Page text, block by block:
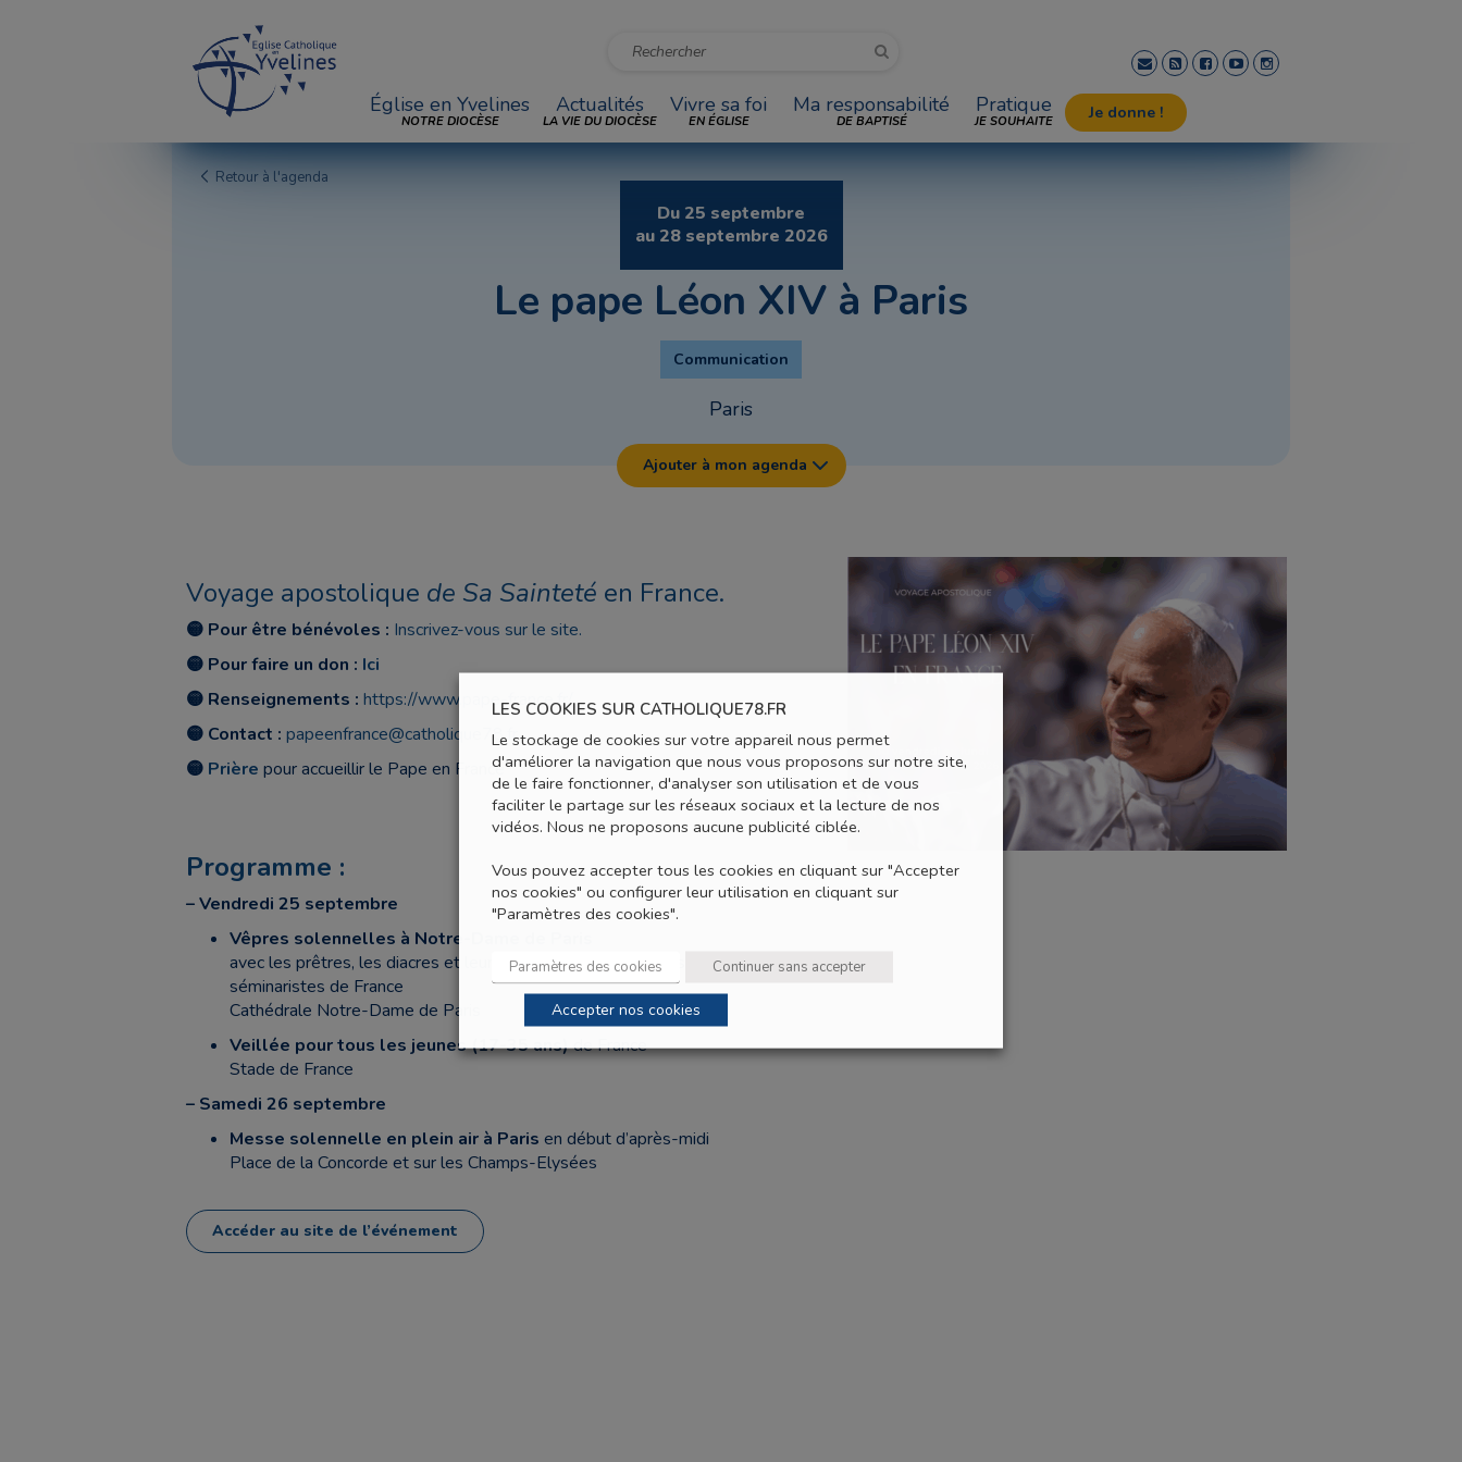
Église en Yvelines
NOTRE DIOCÈSE
Actualités
LA VIE DU DIOCÈSE
Vivre sa foi
EN ÉGLISE
Ma responsabilité
DE BAPTISÉ
Pratique
JE SOUHAITE Je donne !
Retour à l'agenda
Du 25 septembre
au 28 septembre 2026
Le pape Léon XIV à Paris
Communication
Paris
Ajouter à mon agenda
Voyage apostolique de Sa Sainteté en France.
🟡 Pour être bénévoles : Inscrivez-vous sur le site.
🟡 Pour faire un don : Ici
🟡 Renseignements : https://www.pape-france.fr/
🟡 Contact : papeenfrance@catholique78.fr
🟡 Prière pour accueillir le Pape en France
Programme :
– Vendredi 25 septembre
Vêpres solennelles à Notre-Dame de Paris
avec les prêtres, les diacres et leurs épouses, les personnes consacrées et les
séminaristes de France
Cathédrale Notre-Dame de Paris
Veillée pour tous les jeunes (17-35 ans)de France
Stade de France
– Samedi 26 septembre
Messe solennelle en plein air à Paris en début d’après-midi
Place de la Concorde et sur les Champs-Elysées
Accéder au site de l’événement
LES COOKIES SUR CATHOLIQUE78.FR
Le stockage de cookies sur votre appareil nous permet
d'améliorer la navigation que nous vous proposons sur notre site,
de le faire fonctionner, d'analyser son utilisation et de vous
faciliter le partage sur les réseaux sociaux et la lecture de nos
vidéos. Nous ne proposons aucune publicité ciblée.
Vous pouvez accepter tous les cookies en cliquant sur "Accepter
nos cookies" ou configurer leur utilisation en cliquant sur
"Paramètres des cookies".
Paramètres des cookies Continuer sans accepter
Accepter nos cookies